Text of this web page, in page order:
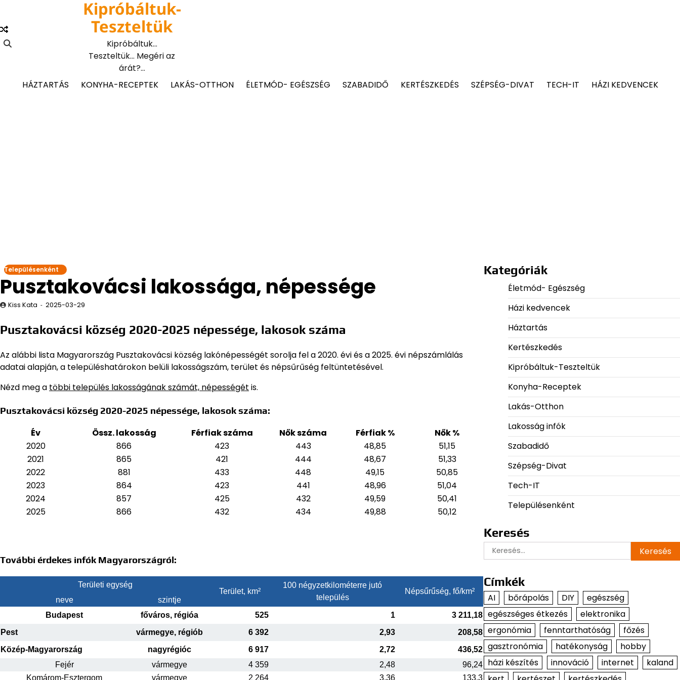
content
Kipróbáltuk-
Teszteltük
Kipróbáltuk…
Teszteltük… Megéri az
árát?…
HÁZTARTÁS
KONYHA-RECEPTEK LAKÁS-OTTHON ÉLETMÓD- EGÉSZSÉG SZABADIDŐ KERTÉSZKEDÉS SZÉPSÉG-DIVAT TECH-IT HÁZI KEDVENCEK
Településenként
Pusztakovácsi lakossága, népessége
Kiss Kata 2025-03-29
Pusztakovácsi község 2020-2025 népessége, lakosok száma
Az alábbi lista Magyarország Pusztakovácsi község lakónépességét sorolja fel a 2020. évi és a 2025. évi népszámlálás
adatai alapján,a településhatárokon belüli lakosságszám, terület és népsűrűség feltüntetésével.
Nézd meg a többi település lakosságának számát, népességét is.
Pusztakovácsi község 2020-2025 népessége, lakosok száma:
Év Össz. lakosság Férfiak száma Nők száma Férfiak %
Nők %
2020
866 423 443 48,85
51,15
2021
865 421 444 48,67
51,33
2022
881 433 448 49,15
50,85
2023
864 423 441 48,96
51,04
2024
857 425 432 49,59
50,41
2025
866 432 434 49,88 50,12
További érdekes infók Magyarországról:
Területi egység
Terület, km²
100 négyzetkilométerre jutó
település
Népsűrűség, fő/km²
neve
szintje
Budapest
főváros, régióa 525 1
3 211,18
Pest
vármegye, régiób 6 392 2,93
208,58
Közép-Magyarország
nagyrégióc 6 917 2,72
436,52
Fejér
vármegye 4 359 2,48
96,24
Komárom-Esztergom
vármegye 2 264 3,36 133,3
Kategóriák
Életmód- Egészség
Házi kedvencek
Háztartás
Kertészkedés
Kipróbáltuk-Teszteltük
Konyha-Receptek
Lakás-Otthon
Lakosság infók
Szabadidő
Szépség-Divat
Tech-IT
Településenként
Keresés
Keresés:
Címkék
AI bőrápolás DIY
egészség
egészséges étkezés
elektronika
ergonómia
fenntarthatóság
főzés
gasztronómia
hatékonyság
hobby
házi készítés
innováció internet
kaland